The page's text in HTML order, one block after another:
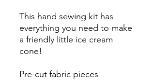
This hand sewing kit has
everything you need to make
a friendly little ice cream
cone!
Pre-cut fabric pieces